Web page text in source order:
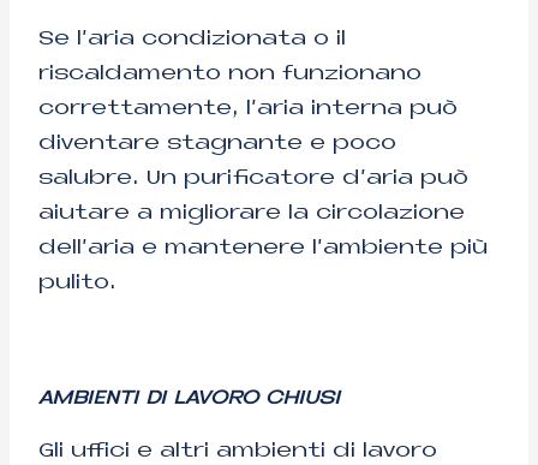
Se l’aria condizionata o il
riscaldamento non funzionano
correttamente, l’aria interna può
diventare stagnante e poco
salubre. Un purificatore d’aria può
aiutare a migliorare la circolazione
dell’aria e mantenere l’ambiente più
pulito.
AMBIENTI DI LAVORO CHIUSI
Gli uffici e altri ambienti di lavoro